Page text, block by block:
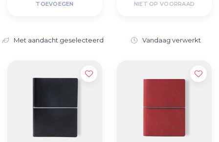
TOEVOEGEN NIET OP VOORRAAD
Met aandacht geselecteerd Vandaag verwerkt